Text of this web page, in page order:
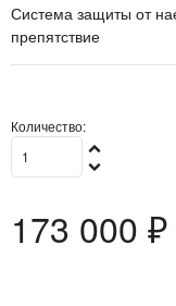
Система защиты от
препятствие
Количество:
173 000 ₽